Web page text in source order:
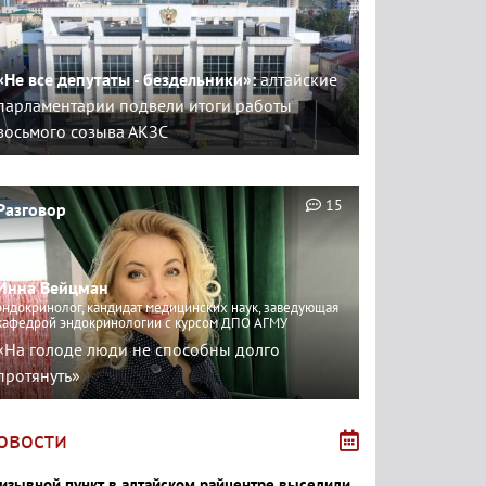
все депутаты - бездельники»:алтайские
подвели итоги работы
созыва АКЗС
Вейцман
кандидат медицинских наук, заведующая
эндокринологии с курсом ДПО АГМУ
голоде люди не способны долго
15